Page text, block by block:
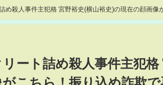
め殺人事件主犯格 宮野裕史(横山裕史)の現在の顔画像
ート詰め殺人事件主犯格